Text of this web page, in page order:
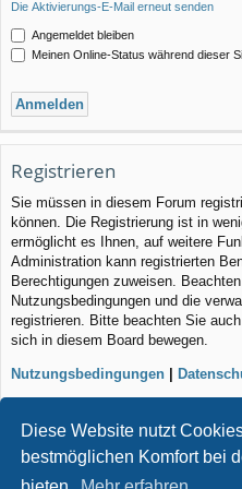
Diese Website nutzt
bestmöglichen Komfort bei
Die Aktivierungs-E-Mail erneut senden
Angemeldet bleiben
Meinen Online-Status während dieser
Registrieren
Sie müssen in diesem Forum
können. Die Registrierung ist in
ermöglicht es Ihnen, auf weitere
Administration kann registrierten
Berechtigungen zuweisen.
Nutzungsbedingungen und die
registrieren. Bitte beachten Sie
sich in diesem Board bewegen.
Nutzungsbedingungen |
Registrieren
Foren-Übersicht